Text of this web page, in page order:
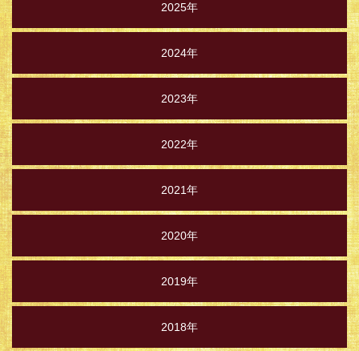
2025年
2024年
2023年
2022年
2021年
2020年
2019年
2018年